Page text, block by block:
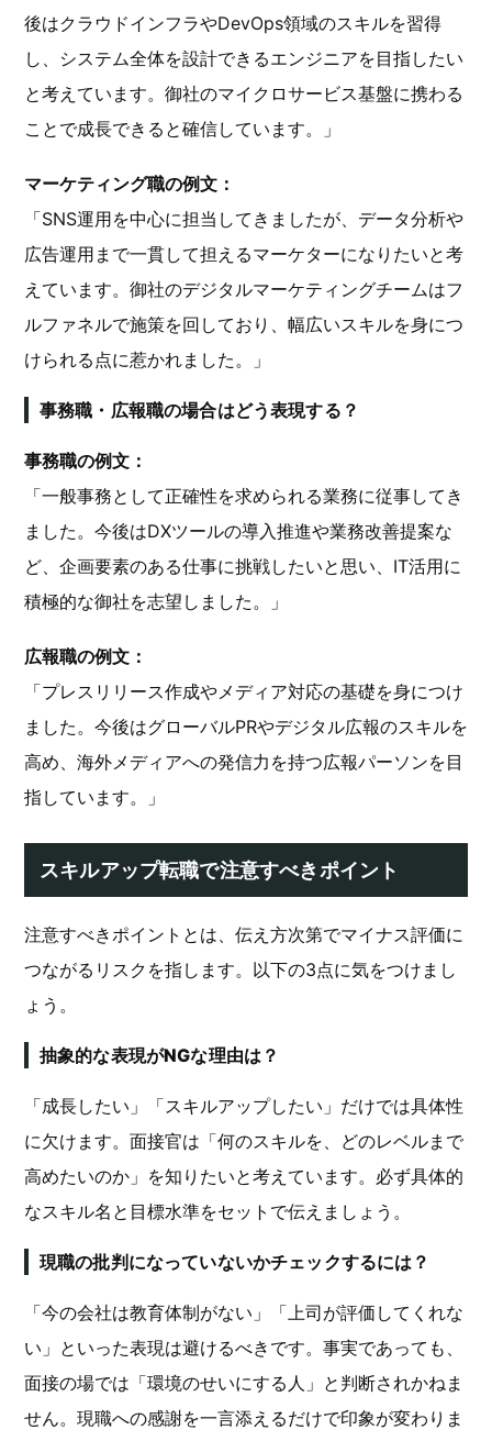
後はクラウドインフラやDevOps領域のスキルを習得
し、システム全体を設計できるエンジニアを目指したい
と考えています。御社のマイクロサービス基盤に携わる
ことで成長できると確信しています。」
マーケティング職の例文：
「SNS運用を中心に担当してきましたが、データ分析や
広告運用まで一貫して担えるマーケターになりたいと考
えています。御社のデジタルマーケティングチームはフ
ルファネルで施策を回しており、幅広いスキルを身につ
けられる点に惹かれました。」
事務職・広報職の場合はどう表現する？
事務職の例文：
「一般事務として正確性を求められる業務に従事してき
ました。今後はDXツールの導入推進や業務改善提案な
ど、企画要素のある仕事に挑戦したいと思い、IT活用に
積極的な御社を志望しました。」
広報職の例文：
「プレスリリース作成やメディア対応の基礎を身につけ
ました。今後はグローバルPRやデジタル広報のスキルを
高め、海外メディアへの発信力を持つ広報パーソンを目
指しています。」
スキルアップ転職で注意すべきポイント
注意すべきポイントとは、伝え方次第でマイナス評価に
つながるリスクを指します。以下の3点に気をつけまし
ょう。
抽象的な表現がNGな理由は？
「成長したい」「スキルアップしたい」だけでは具体性
に欠けます。面接官は「何のスキルを、どのレベルまで
高めたいのか」を知りたいと考えています。必ず具体的
なスキル名と目標水準をセットで伝えましょう。
現職の批判になっていないかチェックするには？
「今の会社は教育体制がない」「上司が評価してくれな
い」といった表現は避けるべきです。事実であっても、
面接の場では「環境のせいにする人」と判断されかねま
せん。現職への感謝を一言添えるだけで印象が変わりま